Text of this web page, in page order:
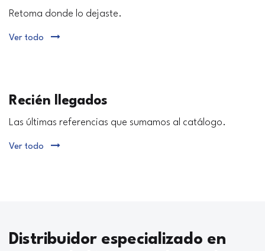
Retoma donde lo dejaste.
Ver todo
Recién llegados
Las últimas referencias que sumamos al catálogo.
Ver todo
Distribuidor especializado en